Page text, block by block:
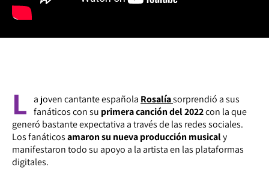
L a joven cantante española Rosalíasorprendió a sus
fanáticos con su primera canción del 2022con la que
generó bastante expectativa a través de las redes sociales.
Los fanáticosamaron su nueva producción musicaly
manifestaron todo su apoyo a la artista en las plataformas
digitales.